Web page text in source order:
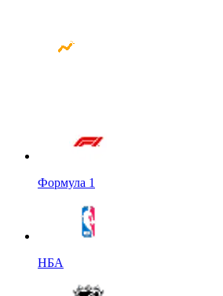
Формула 1
НБА